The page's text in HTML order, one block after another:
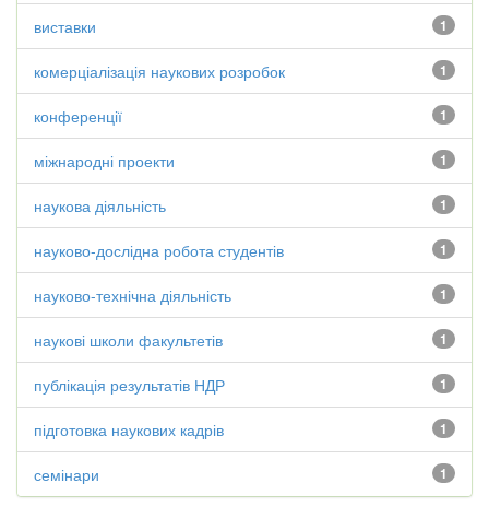
1
виставки
1
комерціалізація наукових розробок
1
конференції
1
міжнародні проекти
1
наукова діяльність
1
науково-дослідна робота студентів
1
науково-технічна діяльність
1
наукові школи факультетів
1
публікація результатів НДР
1
підготовка наукових кадрів
1
семінари